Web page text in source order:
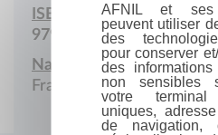
ISBN :
979-10-979076
Nationalité :
France
AFNIL et ses
peuvent utiliser
des
pour conserver
des informations
non sensibles
votre terminal
uniques,
de navigation,